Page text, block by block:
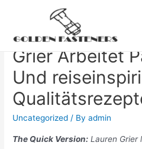
contentKlettern Grier
Grier Arbeitet
Und
Uncategorized / Byadmin
The Quick Version: Lauren Grier